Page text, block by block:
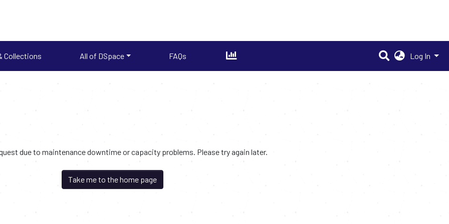
Collections All of DSpace FAQs Log In
due to maintenance downtime or capacity problems. Please try again later.
Take me to the home page